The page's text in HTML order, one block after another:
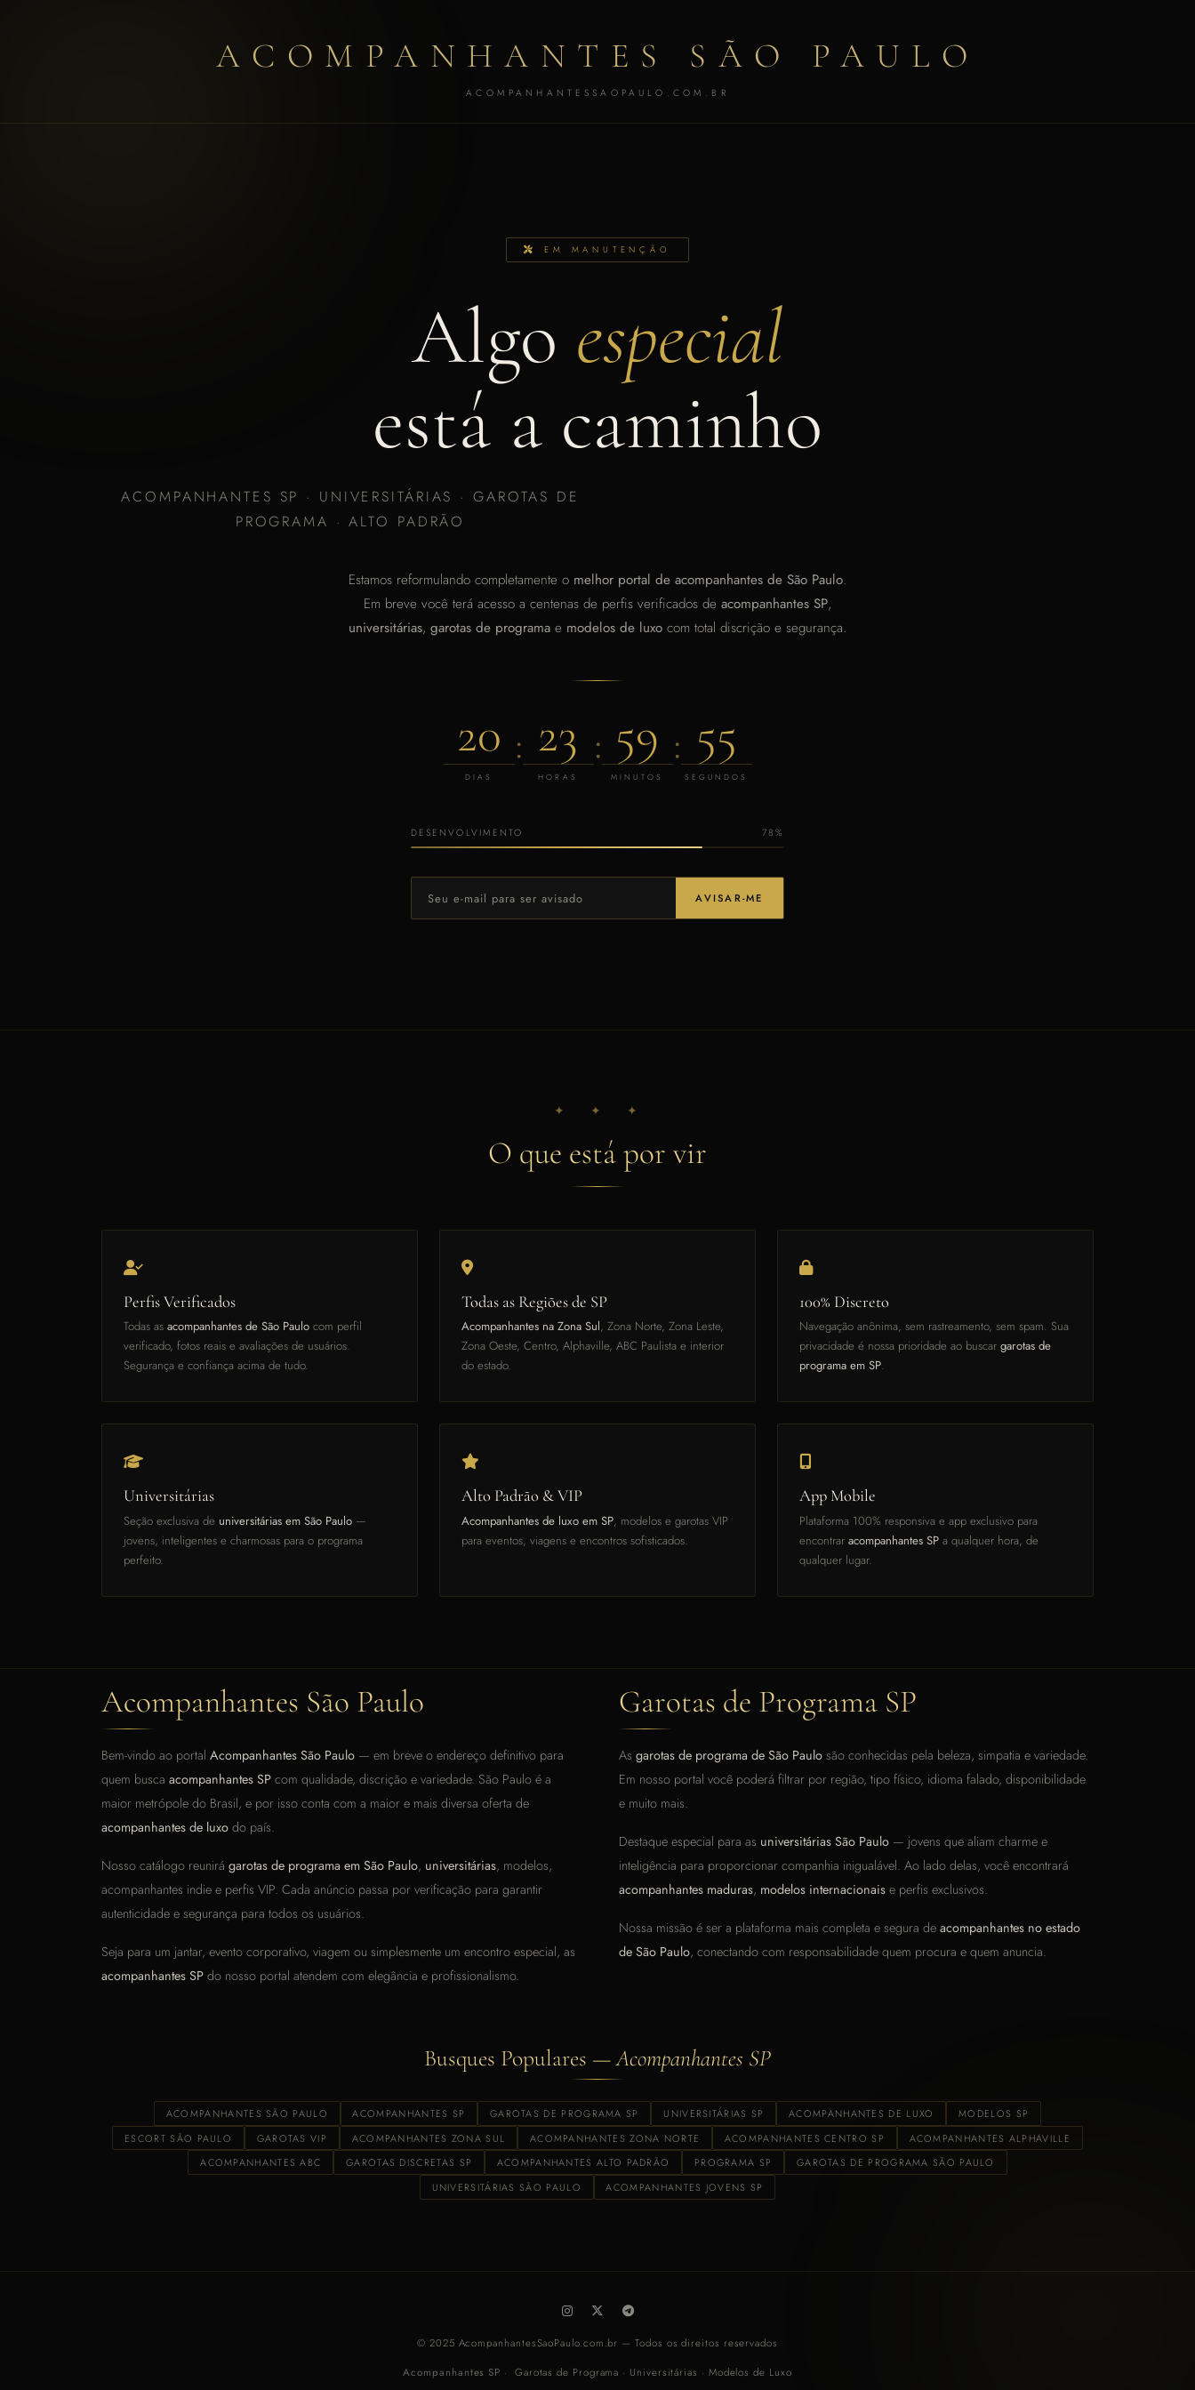
ACOMPANHANTES SÃO PAULO
ACOMPANHANTESSAOPAULO.COM.BR
EM MANUTENÇÃO
Algo especial
está a caminho
ACOMPANHANTES SP · UNIVERSITÁRIAS · GAROTAS DE
PROGRAMA · ALTO PADRÃO
Estamos reformulando completamente o melhor portal de acompanhantes de São Paulo.
Em breve você terá acesso a centenas de perfis verificados de acompanhantes SP,
universitárias, garotas de programa e modelos de luxo com total discrição e segurança.
20
DIAS
: 23
HORAS
: 59
MINUTOS
: 55
SEGUNDOS
DESENVOLVIMENTO 78%
AVISAR-ME
✦ ✦ ✦
O que está por vir
Perfis Verificados
Todas as acompanhantes de São Paulo com perfil
verificado, fotos reais e avaliações de usuários.
Segurança e confiança acima de tudo.
Todas as Regiões de SP
Acompanhantes na Zona Sul, Zona Norte, Zona Leste,
Zona Oeste, Centro, Alphaville, ABC Paulista e interior
do estado.
100% Discreto
Navegação anônima, sem rastreamento, sem spam. Sua
privacidade é nossa prioridade ao buscar garotas de
programa em SP.
Universitárias
Seção exclusiva de universitárias em São Paulo —
jovens, inteligentes e charmosas para o programa
perfeito.
Alto Padrão & VIP
Acompanhantes de luxo em SP, modelos e garotas VIP
para eventos, viagens e encontros sofisticados.
App Mobile
Plataforma 100% responsiva e app exclusivo para
encontrar acompanhantes SP a qualquer hora, de
qualquer lugar.
Acompanhantes São Paulo
Bem-vindo ao portal Acompanhantes São Paulo — em breve o endereço definitivo para
quem busca acompanhantes SP com qualidade, discrição e variedade. São Paulo é a
maior metrópole do Brasil, e por isso conta com a maior e mais diversa oferta de
acompanhantes de luxo do país.
Nosso catálogo reunirá garotas de programa em São Paulo, universitárias, modelos,
acompanhantes indie e perfis VIP. Cada anúncio passa por verificação para garantir
autenticidade e segurança para todos os usuários.
Seja para um jantar, evento corporativo, viagem ou simplesmente um encontro especial, as
acompanhantes SP do nosso portal atendem com elegância e profissionalismo.
Garotas de Programa SP
As garotas de programa de São Paulo são conhecidas pela beleza, simpatia e variedade.
Em nosso portal você poderá filtrar por região, tipo físico, idioma falado, disponibilidade
e muito mais.
Destaque especial para as universitárias São Paulo — jovens que aliam charme e
inteligência para proporcionar companhia inigualável. Ao lado delas, você encontrará
acompanhantes maduras, modelos internacionais e perfis exclusivos.
Nossa missão é ser a plataforma mais completa e segura de acompanhantes no estado
de São Paulo, conectando com responsabilidade quem procura e quem anuncia.
Busques Populares —Acompanhantes SP
ACOMPANHANTES SÃO PAULO ACOMPANHANTES SP GAROTAS DE PROGRAMA SP UNIVERSITÁRIAS SP ACOMPANHANTES DE LUXO
MODELOS SP
ESCORT SÃO PAULO
GAROTAS VIP ACOMPANHANTES ZONA SUL ACOMPANHANTES ZONA NORTE ACOMPANHANTES CENTRO SP
ACOMPANHANTES ALPHAVILLE
ACOMPANHANTES ABC
GAROTAS DISCRETAS SP ACOMPANHANTES ALTO PADRÃO PROGRAMA SP
GAROTAS DE PROGRAMA SÃO PAULO
UNIVERSITÁRIAS SÃO PAULO
ACOMPANHANTES JOVENS SP
© 2025 AcompanhantesSaoPaulo.com.br — Todos os direitos reservados
Acompanhantes SP · Garotas de Programa · Universitárias · Modelos de Luxo